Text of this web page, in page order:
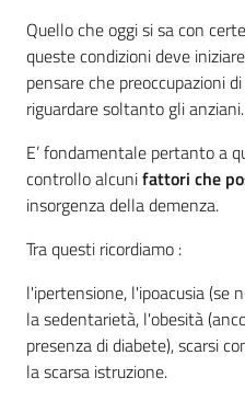
Novità
Scuole
Imprese
ed Enti
Seguici
su
Quello che oggi si sa con
queste condizioni deve
pensare che preoccupazioni
riguardare soltanto gli anziani.
E’ fondamentale pertanto a
controllo alcunifattori che
insorgenza della demenza.
Tra questi ricordiamo :
l'ipertensione, l'ipoacusia (se
la sedentarietà, l'obesità
presenza di diabete), scarsi
la scarsa istruzione.